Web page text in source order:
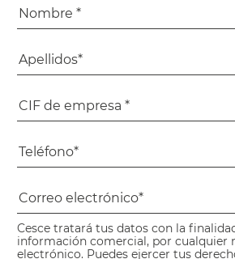
Cesce tratará tus datos con la
información comercial, por cualquier
electrónico. Puedes ejercer tus